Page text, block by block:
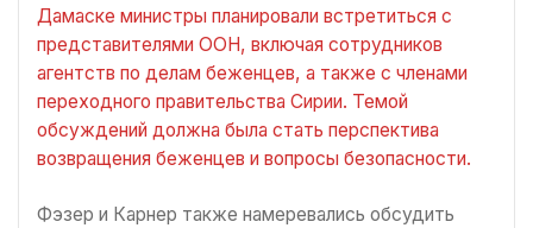
Дамаске министры планировали встретиться с
представителями ООН, включая сотрудников
агентств по делам беженцев, а также с членами
переходного правительства Сирии. Темой
обсуждений должна была стать перспектива
возвращения беженцев и вопросы безопасности.
Фэзер и Карнер также намеревались обсудить